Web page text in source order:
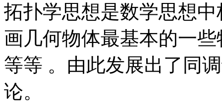
拓扑学思想是数学思想
画几何物体最基本的一
等等 。由此发展出了同
论。